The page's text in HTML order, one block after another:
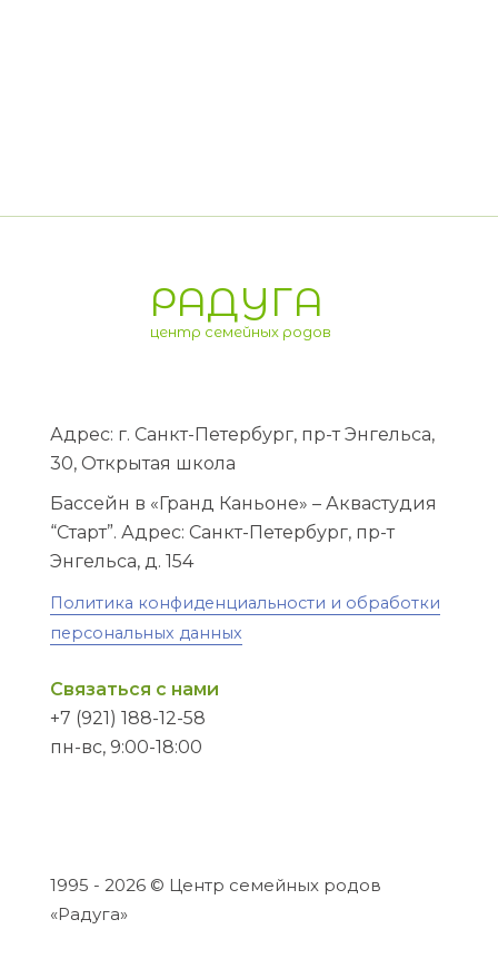
РАДУГА
центр семейных родов
Адрес: г. Санкт-Петербург, пр-т Энгельса,
30, Открытая школа
Бассейн в «Гранд Каньоне» – Аквастудия
“Старт”. Адрес: Санкт-Петербург, пр-т
Энгельса, д. 154
Политика конфиденциальности и обработки
персональных данных
Связаться с нами
+7 (921) 188-12-58
пн-вс, 9:00-18:00
1995 - 2026 © Центр семейных родов
«Радуга»